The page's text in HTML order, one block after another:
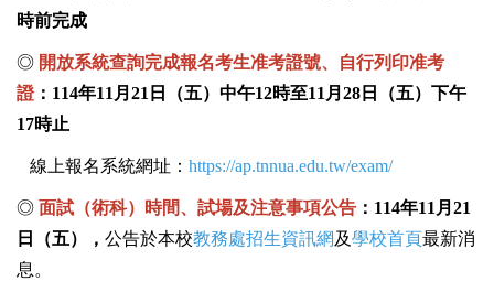
時前完成
◎ 開放系統查詢完成報名考生准考證號、自行列印准考
證： 114年11 月 21 日（五）中午12時至11 月 28 日（五）下午
17時止
線上報名系統網址： https://ap.tnnua.edu.tw/exam/
◎ 面試（術科）時間、試場及注意事項公告 ： 114年11 月 21
日（五）， 公告於本校教務處招生資訊網 及學校首頁最新消
息。